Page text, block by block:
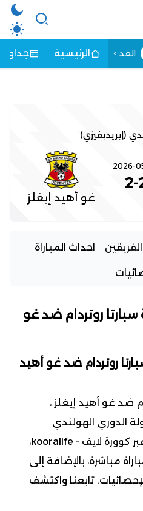
الغد الرئيسية جداول
(إيريديفيزي)
2026-
-
2
غو أهيد إيغلز
احداث المباراة
روتردام ضد غو
روتردام ضد غو أهيد
ضد غو أهيد إيغلز ،
بطولة الدوري الهولندي
(إيريديفيزي) لـ كرة قدم. عبر كوورة لايف – kooralife،
مباشرة، بالإضافة إلى
تابعنا واكتشف